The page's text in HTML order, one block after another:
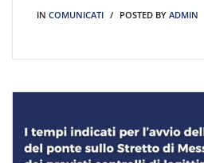
IN COMUNICATI POSTED BY ADMIN